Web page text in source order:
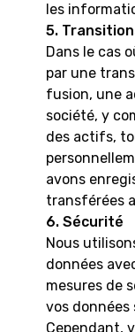
les
5.
Dans le cas
par une
fusion, une
société, y
des actifs,
avons
transférées
6. Sécurité
Nous
données
mesures de
vos données
Cependant,